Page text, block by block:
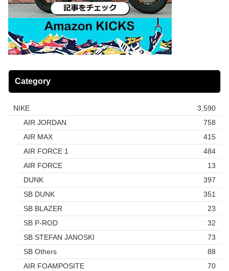
Category
NIKE
3,590
AIR JORDAN
758
AIR MAX
415
AIR FORCE 1
484
AIR FORCE
13
DUNK
397
SB DUNK
351
SB BLAZER
23
SB P-ROD
32
SB STEFAN JANOSKI
73
SB Others
88
AIR FOAMPOSITE
70